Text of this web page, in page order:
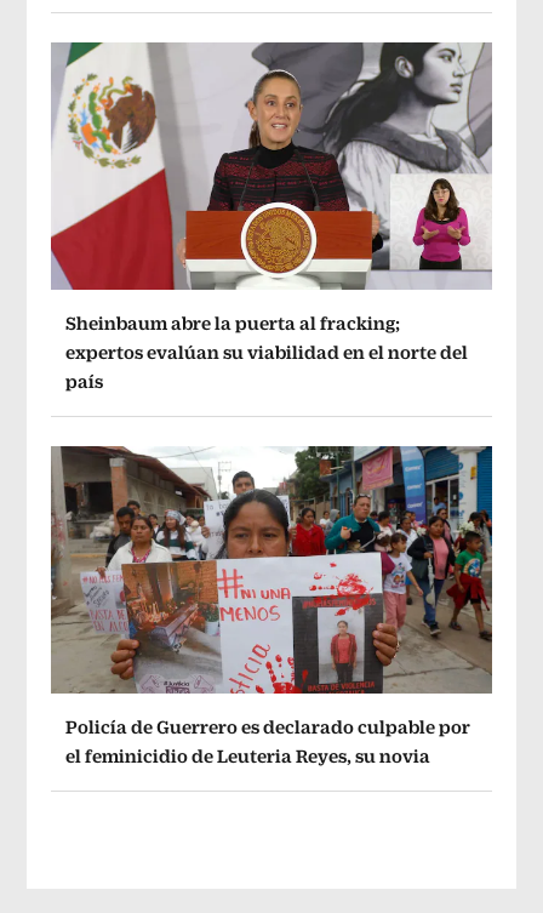
Sheinbaum abre la puerta al fracking;
expertos evalúan su viabilidad en el norte del
país
Policía de Guerrero es declarado culpable por
el feminicidio de Leuteria Reyes, su novia